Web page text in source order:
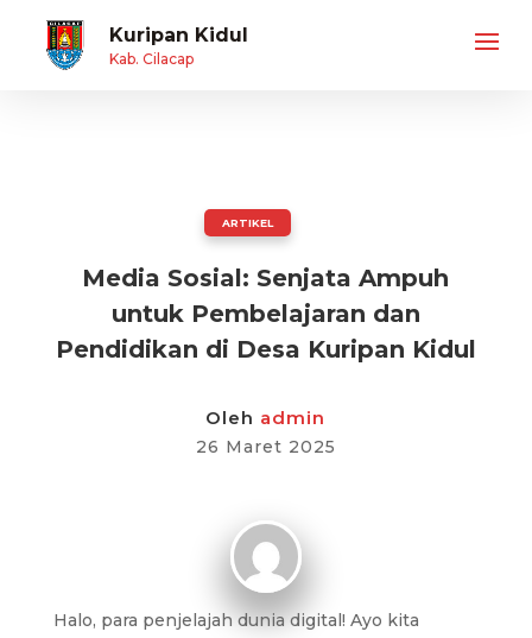
Kuripan Kidul
Kab. Cilacap
ARTIKEL
Media Sosial: Senjata Ampuh
untuk Pembelajaran dan
Pendidikan di Desa Kuripan Kidul
Oleh admin
26 Maret 2025
Halo, para penjelajah dunia digital! Ayo kita